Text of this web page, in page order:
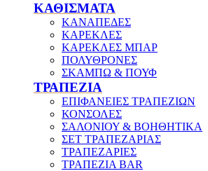
ΚΑΘΙΣΜΑΤΑ
ΚΑΝΑΠΕΔΕΣ
ΚΑΡΕΚΛΕΣ
ΚΑΡΕΚΛΕΣ ΜΠΑΡ
ΠΟΛΥΘΡΟΝΕΣ
ΣΚΑΜΠΩ & ΠΟΥΦ
ΤΡΑΠΕΖΙΑ
ΕΠΙΦΑΝΕΙΕΣ ΤΡΑΠΕΖΙΩΝ
ΚΟΝΣΟΛΕΣ
ΣΑΛΟΝΙΟΥ & ΒΟΗΘΗΤΙΚΑ
ΣΕΤ ΤΡΑΠΕΖΑΡΙΑΣ
ΤΡΑΠΕΖΑΡΙΕΣ
ΤΡΑΠΕΖΙΑ BAR